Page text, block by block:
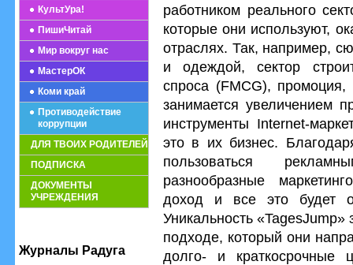
КультУра!
ПишиЧитай
Мир вокруг нас
МастерОК
Коми край
Противодействие
коррупции
ДЛЯ ТВОИХ РОДИТЕЛЕЙ
ПОДПИСКА
ДОКУМЕНТЫ
УЧРЕЖДЕНИЯ
Журналы Радуга
работником реального
которые они используют,
отраслях. Так, например,
и одеждой, сектор
спроса (FMCG), промоция,
занимается увеличением
инструменты Internet-
это в их бизнес.
пользоваться
разнообразные
доход и все это будет
Уникальность
подходе, который они
долго- и краткосрочные